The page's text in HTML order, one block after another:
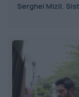
Serghei Mizil.